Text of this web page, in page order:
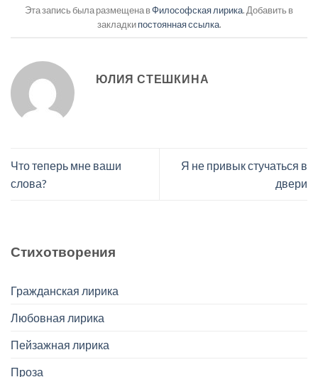
Эта запись была размещена вФилософская лирика. Добавить в
закладкипостоянная ссылка.
ЮЛИЯ СТЕШКИНА
Что теперь мне ваши
слова?
Я не привык стучаться в
двери
Стихотворения
Гражданская лирика
Любовная лирика
Пейзажная лирика
Проза